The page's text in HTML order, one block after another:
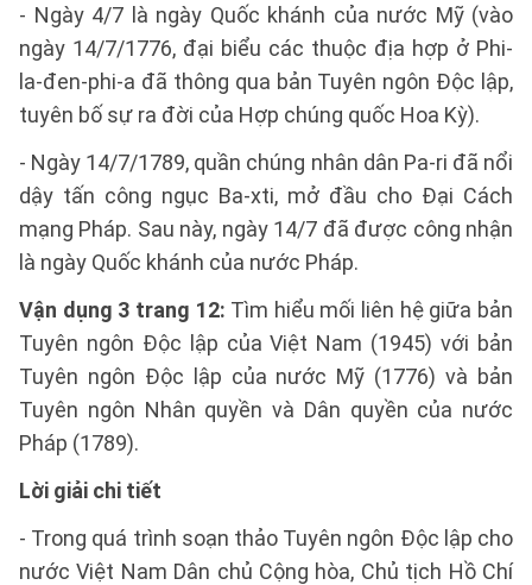
- Ngày 4/7 là ngày Quốc khánh của nước Mỹ (vào
ngày 14/7/1776, đại biểu các thuộc địa hợp ở Phi-
la-đen-phi-a đã thông qua bản Tuyên ngôn Độc lập,
tuyên bố sự ra đời của Hợp chúng quốc Hoa Kỳ).
- Ngày 14/7/1789, quần chúng nhân dân Pa-ri đã nổi
dậy tấn công ngục Ba-xti, mở đầu cho Đại Cách
mạng Pháp. Sau này, ngày 14/7 đã được công nhận
là ngày Quốc khánh của nước Pháp.
Vận dụng 3 trang 12: Tìm hiểu mối liên hệ giữa bản
Tuyên ngôn Độc lập của Việt Nam (1945) với bản
Tuyên ngôn Độc lập của nước Mỹ (1776) và bản
Tuyên ngôn Nhân quyền và Dân quyền của nước
Pháp (1789).
Lời giải chi tiết
- Trong quá trình soạn thảo Tuyên ngôn Độc lập cho
nước Việt Nam Dân chủ Cộng hòa, Chủ tịch Hồ Chí